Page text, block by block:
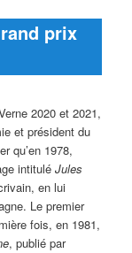
prix
2020 et 2021,
et président du
qu’en 1978,
intituléJules
en lui
Le premier
fois, en 1981,
, publié par